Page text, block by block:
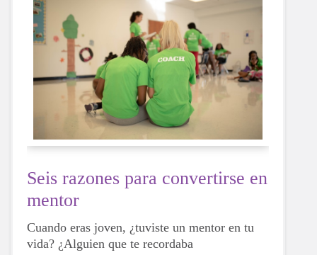
Seis razones para convertirse en
mentor
Cuando eras joven, ¿tuviste un mentor en tu
vida? ¿Alguien que te recordaba